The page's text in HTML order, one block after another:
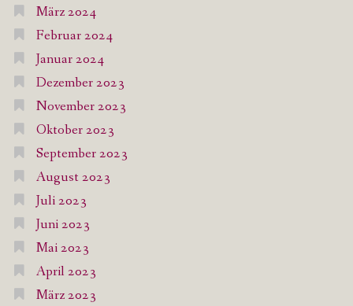
März 2024
Februar 2024
Januar 2024
Dezember 2023
November 2023
Oktober 2023
September 2023
August 2023
Juli 2023
Juni 2023
Mai 2023
April 2023
März 2023